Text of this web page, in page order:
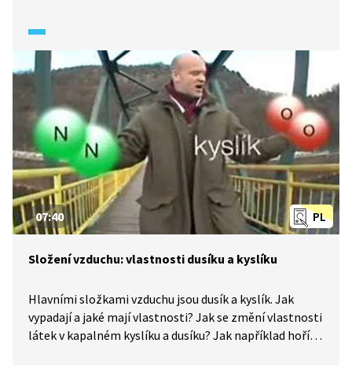
ostravští vědci vrhli na vývoj tohoto senzoru. Jen
ostravské nemocnice by jich potřebovaly několik
desítek.
PL
07:40
Složení vzduchu: vlastnosti dusíku a kyslíku
Hlavními složkami vzduchu jsou dusík a kyslík. Jak
vypadají a jaké mají vlastnosti? Jak se změní vlastnosti
látek v kapalném kyslíku a dusíku? Jak například hoří